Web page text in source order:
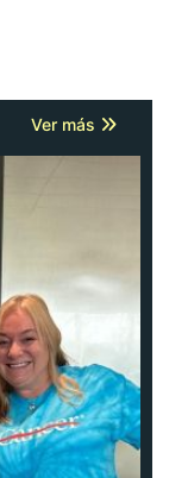
Ver más